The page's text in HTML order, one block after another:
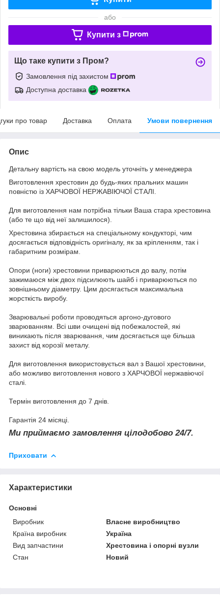
або
Купити з
Що таке купити з Пром?
Замовлення під захистом
Доступна доставка
про товар Доставка Оплата Умови повернення
Опис
Детальну вартість на свою модель уточніть у менеджера
Виготовлення хрестовин до будь-яких пральних машин
повністю із ХАРЧОВОЇ НЕРЖАВІЮЧОЇ СТАЛІ.
Для виготовлення нам потрібна тільки Ваша стара хрестовина
(або те що від неї залишилося).
Хрестовина збирається на спеціальному кондукторі, чим
досягається відповідність оригіналу, як за кріпленням, так і
габаритним розмірам.
Опори (ноги) хрестовини приварюються до валу, потім
зажимаюся між двох підсилюють шайб і приварюються по
зовнішньому діаметру. Цим досягається максимальна
жорсткість виробу.
Зварювальні роботи проводяться аргоно-дугового
зварюванням. Всі шви очищені від побежалостей, які
виникають після зварювання, чим досягається ще більша
захист від корозії металу.
Для виготовлення використовується вал з Вашої хрестовини,
або можливо виготовлення нового з ХАРЧОВОЇ нержавіючої
сталі.
Термін виготовлення до 7 днів.
Гарантія 24 місяці.
Ми приймаємо замовлення цілодобово 24/7.
Приховати
Характеристики
Основні
Виробник
Власне виробництво
Країна виробник
Україна
Вид запчастини
Хрестовина і опорні вузли
Стан
Новий